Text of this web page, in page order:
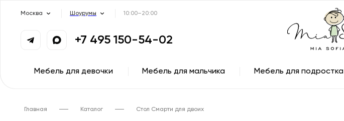
Москва Шоурумы 10:00–20:00
+7 495 150-54-02
Мебель для девочки Мебель для мальчика Мебель для подростка
Главная Каталог Стол Смарти для двоих